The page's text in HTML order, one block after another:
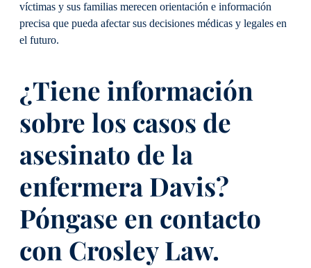
víctimas y sus familias merecen orientación e información
precisa que pueda afectar sus decisiones médicas y legales en
el futuro.
¿Tiene información
sobre los casos de
asesinato de la
enfermera Davis?
Póngase en contacto
con Crosley Law.